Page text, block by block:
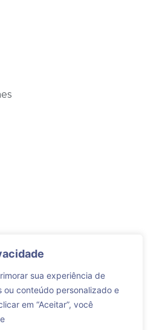
sua experiência de
ou conteúdo personalizado e
em “Aceitar”, você
- Maringá - PR